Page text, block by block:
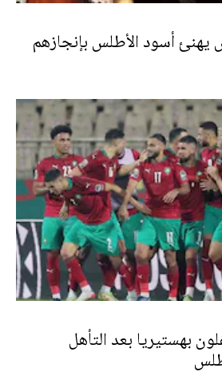
يهنئ أسود الأطلس بإنجازهم
بهستيريا بعد التأهل